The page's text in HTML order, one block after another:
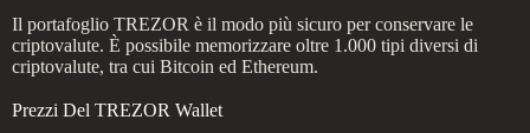
Il portafoglio TREZOR è il modo più sicuro per conservare le
criptovalute. È possibile memorizzare oltre 1.000 tipi diversi di
criptovalute, tra cui Bitcoin ed Ethereum.
Prezzi Del TREZOR Wallet